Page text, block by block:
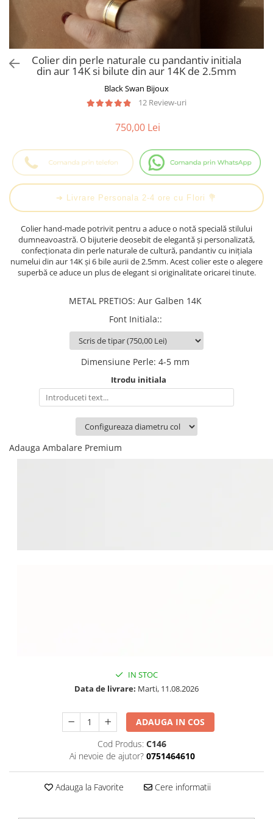
Cadouri pentru Absolvire
Cadou Educatoare / Invatatoare /
Profesoare
Cadouri Cupluri
Cercei din aur
Bijuterii Profesii
Bijuterii Pasiuni & Hobby
Bijuterii Tematice Sport
Bijuterii cu mesaj Motivational
Bijuterii personalizate cu poza
Colier din perle naturale cu pandantiv initiala
din aur 14K si bilute din aur 14K de 2.5mm
Black Swan Bijoux
12 Review-uri
750,00 Lei
➔ Livrare Personala 2-4 ore cu Flori 💐
Colier hand-made potrivit pentru a aduce o notă specială stilului
dumneavoastră. O bijuterie deosebit de elegantă și personalizată,
confecționata din perle naturale de cultură, pandantiv cu inițiala
numelui din aur 14K și 6 bile aurii de 2.5mm. Acest colier este o alegere
superbă ce aduce un plus de elegant si originalitate oricarei tinute.
METAL PRETIOS: Aur Galben 14K
Font Initiala::
Dimensiune Perle: 4-5 mm
Itrodu initiala
Adauga Ambalare Premium
IN STOC
Data de livrare: Marti, 11.08.2026
ADAUGA IN COS
Cod Produs: C146
Ai nevoie de ajutor? 0751464610
Adauga la Favorite Cere informatii